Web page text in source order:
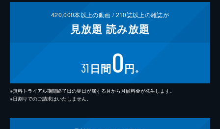
420,000本以上の動画 /210誌以上の雑誌が
見放題 読み放題
31 日間0円 ※
※無料トライアル期間終了日の翌日が属する月から月額料金が発生します。
※日割りでのご請求はいたしません。